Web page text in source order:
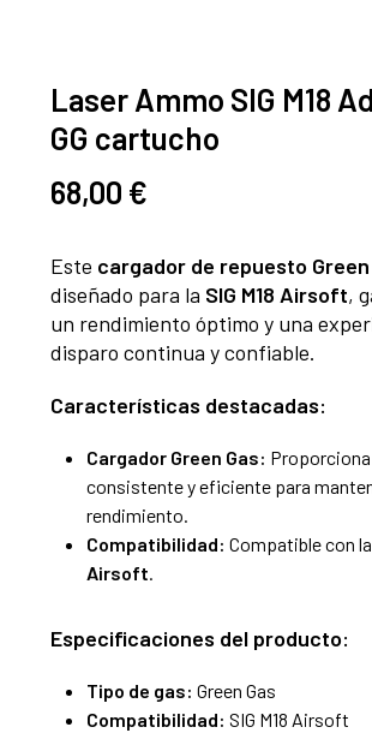
Laser Ammo SIG M18
GG cartucho
68,00 €
Este cargador de repuesto Green
diseñado para la SIG M18 Airsoft,
un rendimiento óptimo y una
disparo continua y confiable.
Características destacadas:
Cargador Green Gas:
consistente y eficiente para
rendimiento.
Compatibilidad: Compatible con la
Airsoft.
Especificaciones del producto:
Tipo de gas: Green Gas
Compatibilidad: SIG M18 Airsoft